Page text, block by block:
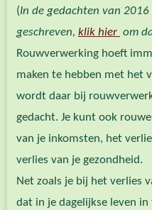
(In de gedachten van
geschreven, klik hier om
Rouwverwerking hoeft
maken te hebben met het
wordt daar bij
gedacht. Je kunt ook
van je inkomsten, het
verlies van je gezondheid.
Net zoals je bij het verlies
dat in je dagelijkse leven